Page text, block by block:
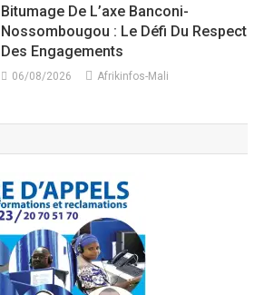
Bitumage De L’axe Banconi-
Nossombougou : Le Défi Du Respect
Des Engagements
06/08/2026 Afrikinfos-Mali